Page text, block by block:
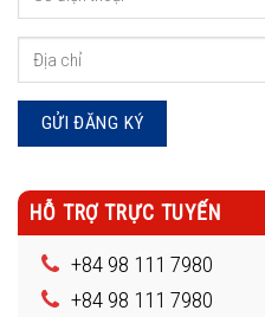
HỖ TRỢ TRỰC TUYẾN
+84 98 111 7980
+84 98 111 7980